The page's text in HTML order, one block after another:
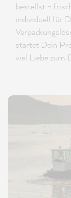
bestellst –
individuell für
startet Dein
viel Liebe zum